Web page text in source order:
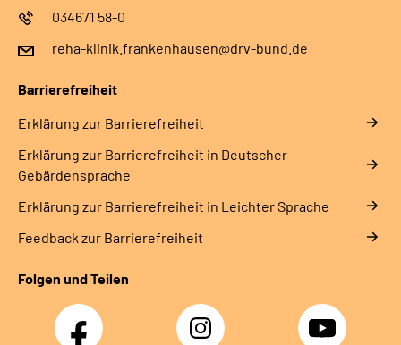
034671 58-0
reha-klinik.frankenhausen@drv-bund.de
Barrierefreiheit
Erklärung zur Barrierefreiheit
Erklärung zur Barrierefreiheit in Deutscher
Gebärdensprache
Erklärung zur Barrierefreiheit in Leichter Sprache
Feedback zur Barrierefreiheit
Folgen und Teilen
Facebook Instagram YouTube